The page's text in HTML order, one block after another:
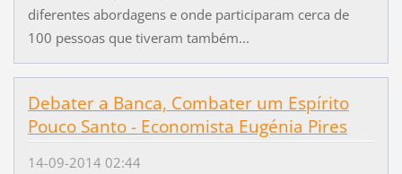
diferentes abordagens e onde participaram cerca de
100 pessoas que tiveram também...
Debater a Banca, Combater um Espírito
Pouco Santo - Economista Eugénia Pires
14-09-2014 02:44